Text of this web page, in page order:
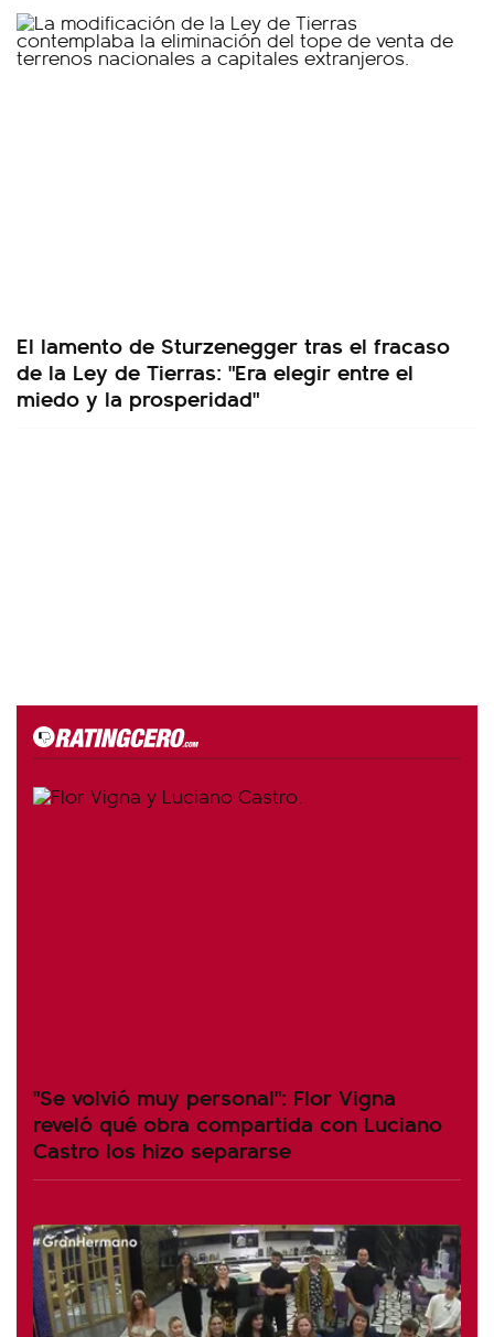
El lamento de Sturzenegger tras el fracaso
de la Ley de Tierras: "Era elegir entre el
miedo y la prosperidad"
"Se volvió muy personal": Flor Vigna
reveló qué obra compartida con Luciano
Castro los hizo separarse